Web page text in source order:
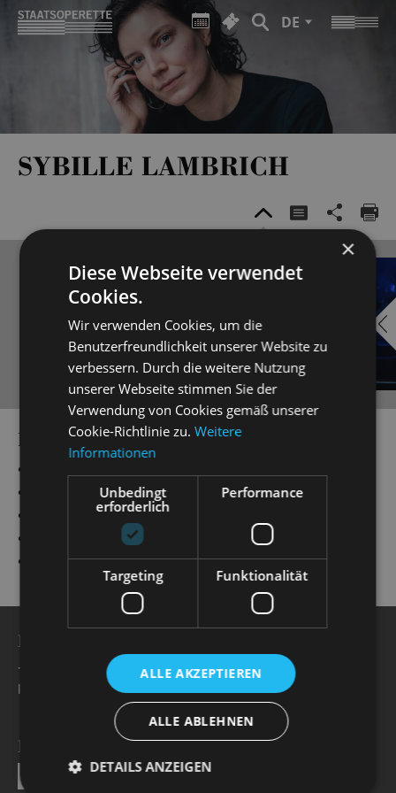
DE
SYBILLE LAMBRICH
PRODUCTIONS
Simsalabim“ Anneliese alias Gloria
“ Eva (Evita) Perón
Ball im Savoy
My Fair Lady“ Eliza Doolittle
BESUCHERSERVICE
+49 351 32042 222
karten@staatsoperette.de
NEWSLETTER
SEND
×
Diese Webseite verwendet
Cookies.
Wir verwenden Cookies, um die
Benutzerfreundlichkeit unserer Website zu
verbessern. Durch die weitere Nutzung
unserer Webseite stimmen Sie der
Verwendung von Cookies gemäß unserer
Cookie-Richtlinie zu.Weitere
Informationen
Unbedingt
erforderlich
Performance
Targeting Funktionalität
ALLE AKZEPTIEREN
ALLE ABLEHNEN
DETAILS ANZEIGEN